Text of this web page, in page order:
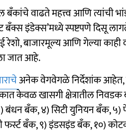
बँकांचे वाढते महत्त्व आणि त्यांची
बँक्स इंडेक्स’मध्ये स्पष्टपणे दिसू
रेशो, बाजारमूल्य आणि गेल्या काही
जात आहे.
अनेक वेगवेगळे निर्देशांक आहेत,
केवळ खासगी क्षेत्रातील
बंधन बॅंक, ४) सिटी युनियन बँक,
फर्स्ट बँक, ९) इंडसइंड बँक, १०)